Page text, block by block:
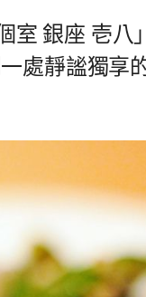
室 銀座 壱八
處靜謐獨享